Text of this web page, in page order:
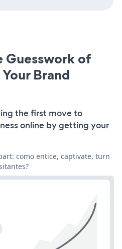
Guesswork of
Brand
the first move to
online by getting your
como entice, captivate, turn